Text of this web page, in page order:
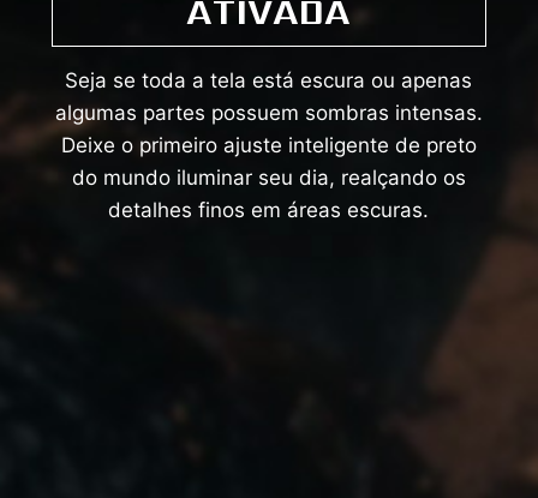
ATIVADA
Seja se toda a tela está escura ou apenas
algumas partes possuem sombras intensas.
Deixe o primeiro ajuste inteligente de preto
do mundo iluminar seu dia, realçando os
detalhes finos em áreas escuras.